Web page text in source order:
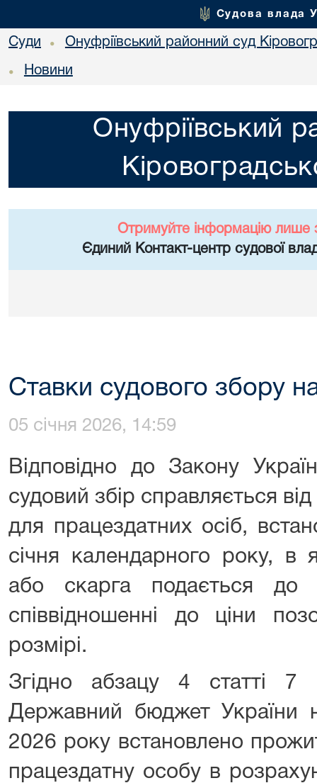
Судова влада
Суди • Онуфріївський районний суд
• Новини
Онуфріївський
Отримуйте інформацію лише
Єдиний Контакт-центр судової
Ставки судового збору
05 січня 2026, 14:59
Відповідно до Закону
судовий збір справляється
для працездатних осіб,
січня календарного року, в
або скарга подається до
співвідношенні до ціни
розмірі.
Згідно абзацу 4 статті 7
Державний бюджет України
2026 року встановлено
працездатну особу в